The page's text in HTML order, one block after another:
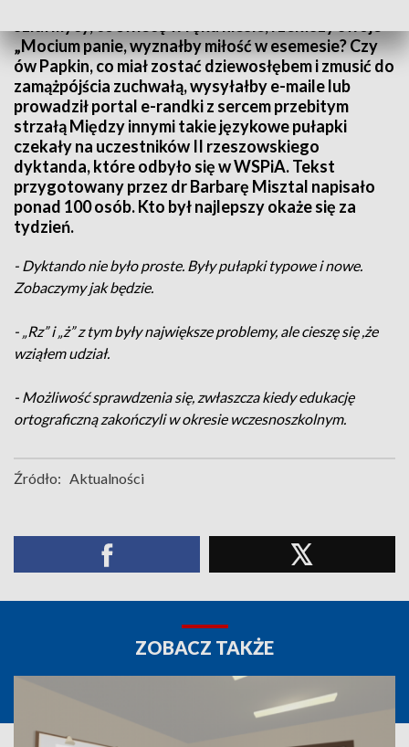
„Mocium panie, wyznałby miłość w esemesie? Czy
ów Papkin, co miał zostać dziewosłębem i zmusić do
zamążpójścia zuchwałą, wysyłałby e-maile lub
prowadził portal e-randki z sercem przebitym
strzałą Między innymi takie językowe pułapki
czekały na uczestników II rzeszowskiego
dyktanda, które odbyło się w WSPiA. Tekst
przygotowany przez dr Barbarę Misztal napisało
ponad 100 osób. Kto był najlepszy okaże się za
tydzień.
- Dyktando nie było proste. Były pułapki typowe i nowe.
Zobaczymy jak będzie.
- „Rz” i „ż” z tym były największe problemy, ale cieszę się ,że
wziąłem udział.
- Możliwość sprawdzenia się, zwłaszcza kiedy edukację
ortograficzną zakończyli w okresie wczesnoszkolnym.
Źródło: Aktualności
ZOBACZ TAKŻE